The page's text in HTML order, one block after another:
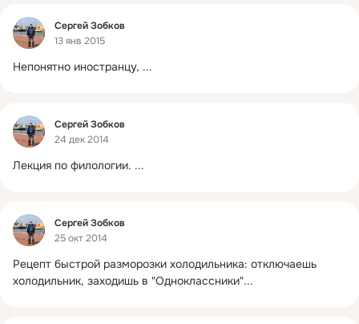
Фид
Сергей Зобков
13 янв 2015
Непонятно иностранцу, ...
Фид
Сергей Зобков
24 дек 2014
Лекция по филологии. ...
Фид
Сергей Зобков
25 окт 2014
Рецепт быстрой разморозки холодильника: отключаешь
холодильник, заходишь в "Одноклассники"...